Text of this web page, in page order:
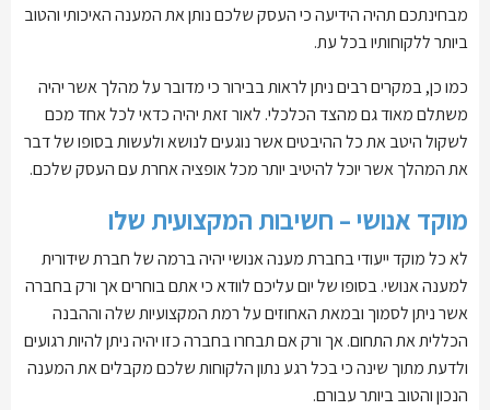
מבחינתכם תהיה הידיעה כי העסק שלכם נותן את המענה האיכותי והטוב
ביותר ללקוחותיו בכל עת.
כמו כן, במקרים רבים ניתן לראות בבירור כי מדובר על מהלך אשר יהיה
משתלם מאוד גם מהצד הכלכלי. לאור זאת יהיה כדאי לכל אחד מכם
לשקול היטב את כל ההיבטים אשר נוגעים לנושא ולעשות בסופו של דבר
את המהלך אשר יוכל להיטיב יותר מכל אופציה אחרת עם העסק שלכם.
מוקד אנושי – חשיבות המקצועית שלו
לא כל מוקד ייעודי בחברת מענה אנושי יהיה ברמה של חברת שידורית
למענה אנושי. בסופו של יום עליכם לוודא כי אתם בוחרים אך ורק בחברה
אשר ניתן לסמוך ובמאת האחוזים על רמת המקצועיות שלה וההבנה
הכללית את התחום. אך ורק אם תבחרו בחברה כזו יהיה ניתן להיות רגועים
ולדעת מתוך שינה כי בכל רגע נתון הלקוחות שלכם מקבלים את המענה
הנכון והטוב ביותר עבורם.